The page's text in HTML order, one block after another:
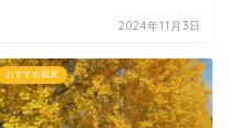
2024年11月3日
おすすめ風景